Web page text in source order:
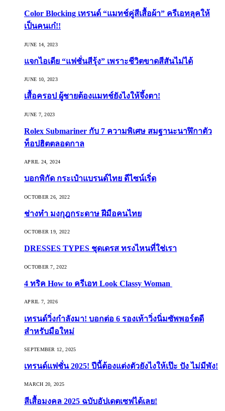
Color Blocking เทรนด์ “แมทช์คู่สีเสื้อผ้า” ครีเอทลุคให้
เป็นคนเก๋!!
JUNE 14, 2023
แจกไอเดีย “แฟชั่นสีรุ้ง” เพราะชีวิตขาดสีสันไม่ได้
JUNE 10, 2023
เสื้อครอป ผู้ชายต้องแมทช์ยังไงให้จึ้งตา!
JUNE 7, 2023
Rolex Submariner กับ 7 ความพิเศษ สมฐานะนาฬิกาตัว
ท็อปฮิตตลอดกาล
APRIL 24, 2024
บอกพิกัด กระเป๋าแบรนด์ไทย ดีไซน์เริ่ด
OCTOBER 26, 2022
ช่างทำ มงกุฎกระดาษ ฝีมือคนไทย
OCTOBER 19, 2022
DRESSES TYPES ชุดเดรส ทรงไหนที่ใช่เรา
OCTOBER 7, 2022
4 ทริค How to ครีเอท Look Classy Woman
APRIL 7, 2026
เทรนด์วิ่งกำลังมา! บอกต่อ 6 รองเท้าวิ่งนิ่มซัพพอร์ตดี
สำหรับมือใหม่
SEPTEMBER 12, 2025
เทรนด์แฟชั่น 2025! ปีนี้ต้องแต่งตัวยังไงให้เป๊ะ ปัง ไม่มีพัง!
MARCH 20, 2025
สีเสื้อมงคล 2025 ฉบับอัปเดตเซฟได้เลย!